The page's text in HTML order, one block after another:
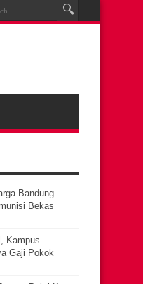
Bandung
Bekas
Kampus
Gaji Pokok